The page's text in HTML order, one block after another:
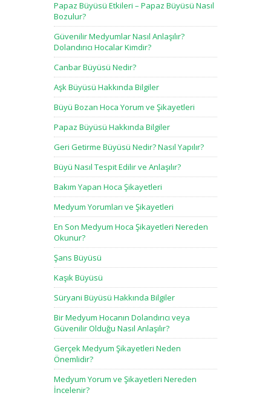
Papaz Büyüsü Etkileri – Papaz Büyüsü Nasıl
Bozulur?
Güvenilir Medyumlar Nasıl Anlaşılır?
Dolandırıcı Hocalar Kimdir?
Canbar Büyüsü Nedir?
Aşk Büyüsü Hakkında Bilgiler
Büyü Bozan Hoca Yorum ve Şikayetleri
Papaz Büyüsü Hakkında Bilgiler
Geri Getirme Büyüsü Nedir? Nasıl Yapılır?
Büyü Nasıl Tespit Edilir ve Anlaşılır?
Bakım Yapan Hoca Şikayetleri
Medyum Yorumları ve Şikayetleri
En Son Medyum Hoca Şikayetleri Nereden
Okunur?
Şans Büyüsü
Kaşık Büyüsü
Süryani Büyüsü Hakkında Bilgiler
Bir Medyum Hocanın Dolandırıcı veya
Güvenilir Olduğu Nasıl Anlaşılır?
Gerçek Medyum Şikayetleri Neden
Önemlidir?
Medyum Yorum ve Şikayetleri Nereden
İncelenir?